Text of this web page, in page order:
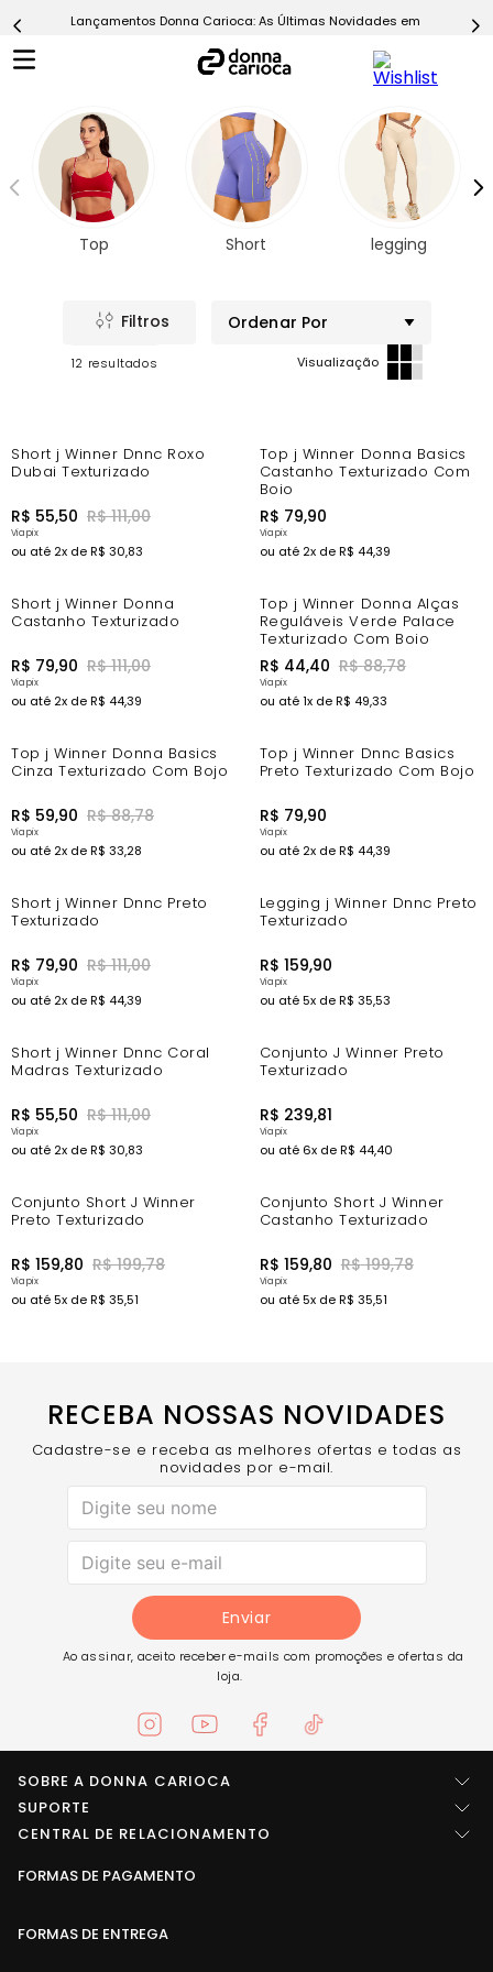
Lançamentos Donna Carioca: As Últimas Novidades em Moda
Top Short legging
Ordenar Por
12
-44%
Short j Winner Dnnc Roxo
Dubai Texturizado
R$ 55,50 R$ 111,00
ou até 2x deR$ 30,83
Top j Winner Donna Basics
Castanho Texturizado Com
Bojo
R$ 79,90
ou até 2x deR$ 44,39
-20%
Short j Winner Donna
Castanho Texturizado
R$ 79,90 R$ 111,00
ou até 2x deR$ 44,39
-44%
Top j Winner Donna Alças
Reguláveis Verde Palace
Texturizado Com Bojo
R$ 44,40 R$ 88,78
ou até1x deR$ 49,33
-25%
Top j Winner Donna Basics
Cinza Texturizado Com Bojo
R$ 59,90 R$ 88,78
ou até 2x deR$ 33,28
Top j Winner Dnnc Basics
Preto Texturizado Com Bojo
R$ 79,90
ou até 2x deR$ 44,39
-20%
Short j Winner Dnnc Preto
Texturizado
R$ 79,90 R$ 111,00
ou até 2x deR$ 44,39
Legging j Winner Dnnc Preto
Texturizado
R$ 159,90
ou até5x deR$ 35,53
-44%
Short j Winner Dnnc Coral
Madras Texturizado
R$ 55,50 R$ 111,00
ou até 2x deR$ 30,83
Conjunto J Winner Preto
Texturizado
R$ 239,81
ou até 6x deR$ 44,40
-11%
Conjunto Short J Winner
Preto Texturizado
R$ 159,80 R$ 199,78
ou até5x deR$ 35,51
-11%
Conjunto Short J Winner
Castanho Texturizado
R$ 159,80 R$ 199,78
ou até5x deR$ 35,51
RECEBA NOSSAS NOVIDADES
Cadastre-se e receba as melhores ofertas e todas as
novidades por e-mail.
Enviar
Ao assinar, aceito receber e-mails com promoções e ofertas da
loja.
SOBRE A DONNA CARIOCA
Quem somos
Imprensa
Trabalhe conosco
SUPORTE
Central de ajuda
Entre em contato
Política de privacidade
CENTRAL DE RELACIONAMENTO
LOCALIZAÇÃO
Conselheiro Paulino, Nova Friburgo - RJ - CEP: 28633-789
FORMAS DE PAGAMENTO
FORMAS DE ENTREGA
Calça
8º
Macaquinho
9
Ultimate Rosa
Challenge Azul